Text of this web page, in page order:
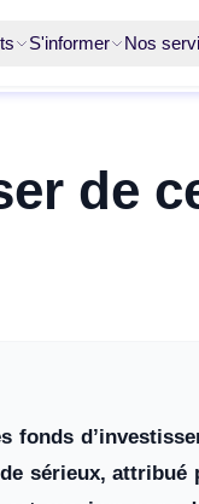
S'informer Nos
de
fonds
sérieux,